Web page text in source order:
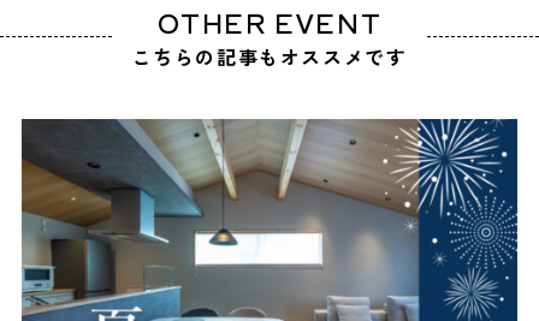
OTHER EVENT
こちらの記事もオススメです